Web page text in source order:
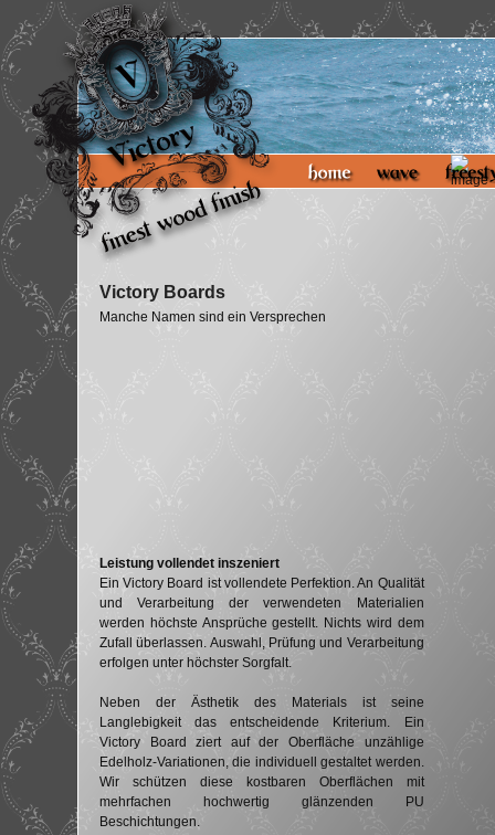
Victory Boards
Manche Namen sind ein Versprechen
Leistung vollendet inszeniert
Ein Victory Board ist vollendete Perfektion. An Qualität
und Verarbeitung der verwendeten Materialien
werden höchste Ansprüche gestellt. Nichts wird dem
Zufall überlassen. Auswahl, Prüfung und Verarbeitung
erfolgen unter höchster Sorgfalt.
Neben der Ästhetik des Materials ist seine
Langlebigkeit das entscheidende Kriterium. Ein
Victory Board ziert auf der Oberfläche unzählige
Edelholz-Variationen, die individuell gestaltet werden.
Wir schützen diese kostbaren Oberflächen mit
mehrfachen hochwertig glänzenden PU
Beschichtungen.